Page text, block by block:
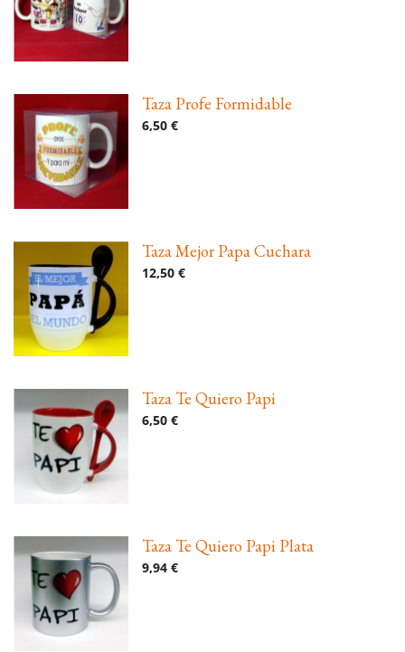
Taza Profe Formidable
6,50 €
Taza Mejor Papa Cuchara
12,50 €
Taza Te Quiero Papi
6,50 €
Taza Te Quiero Papi Plata
9,94 €